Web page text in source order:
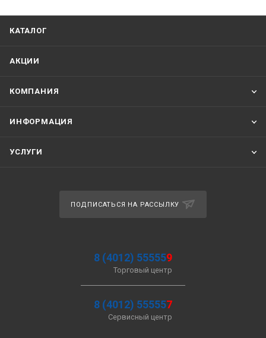
КАТАЛОГ
АКЦИИ
КОМПАНИЯ
ИНФОРМАЦИЯ
УСЛУГИ
ПОДПИСАТЬСЯ НА РАССЫЛКУ
8 (4012) 555559
Торговый центр
8 (4012) 555557
Сервисный центр